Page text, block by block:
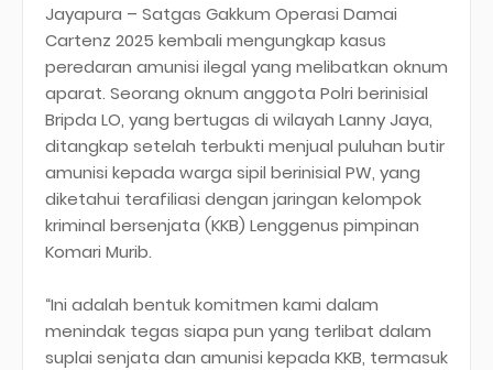
Jayapura – Satgas Gakkum Operasi Damai
Cartenz 2025 kembali mengungkap kasus
peredaran amunisi ilegal yang melibatkan oknum
aparat. Seorang oknum anggota Polri berinisial
Bripda LO, yang bertugas di wilayah Lanny Jaya,
ditangkap setelah terbukti menjual puluhan butir
amunisi kepada warga sipil berinisial PW, yang
diketahui terafiliasi dengan jaringan kelompok
kriminal bersenjata (KKB) Lenggenus pimpinan
Komari Murib.
“Ini adalah bentuk komitmen kami dalam
menindak tegas siapa pun yang terlibat dalam
suplai senjata dan amunisi kepada KKB, termasuk